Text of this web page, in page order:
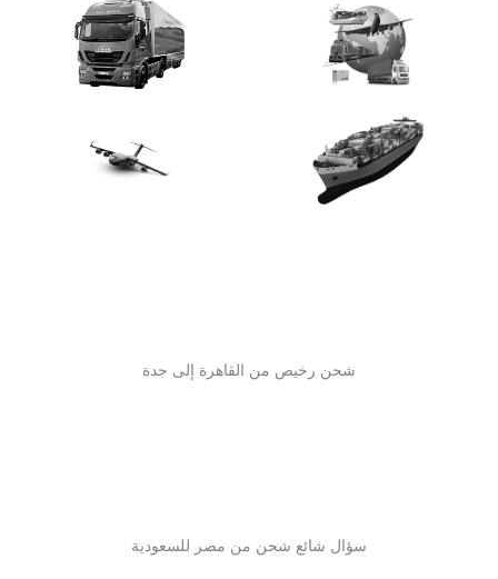
شحن رخيص من القاهرة إلى جدة
سؤال شائع شحن من مصر للسعودية